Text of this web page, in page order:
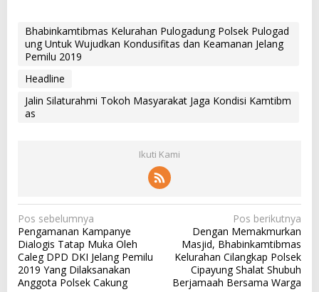
Bhabinkamtibmas Kelurahan Pulogadung Polsek Pulogad
ung Untuk Wujudkan Kondusifitas dan Keamanan Jelang
Pemilu 2019
Headline
Jalin Silaturahmi Tokoh Masyarakat Jaga Kondisi Kamtibm
as
Ikuti Kami
N
a
v
i
Pos sebelumnya
Pengamanan Kampanye
Dialogis Tatap Muka Oleh
Caleg DPD DKI Jelang Pemilu
2019 Yang Dilaksanakan
Anggota Polsek Cakung
Pos berikutnya
Dengan Memakmurkan
Masjid, Bhabinkamtibmas
Kelurahan Cilangkap Polsek
Cipayung Shalat Shubuh
Berjamaah Bersama Warga